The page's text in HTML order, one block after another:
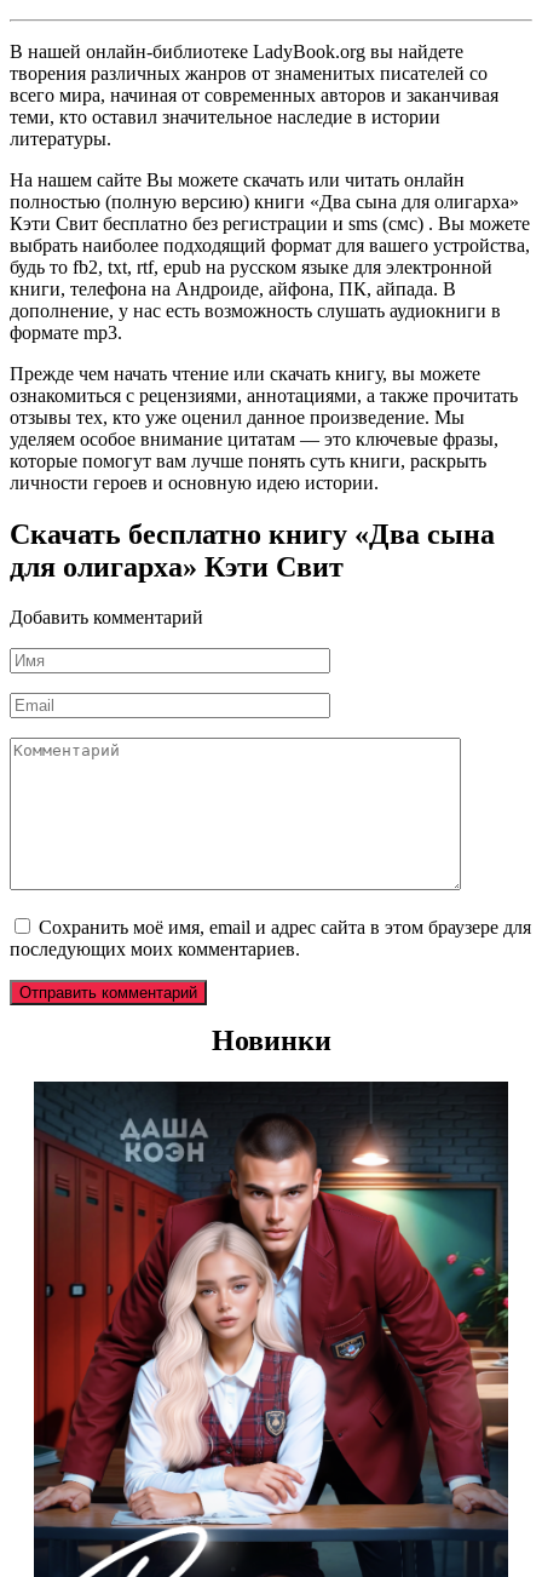
В нашей онлайн-библиотеке LadyBook.org вы найдете
творения различных жанров от знаменитых писателей со
всего мира, начиная от современных авторов и заканчивая
теми, кто оставил значительное наследие в истории
литературы.
На нашем сайте Вы можете скачать или читать онлайн
полностью (полную версию) книги «Два сына для олигарха»
Кэти Свит бесплатно без регистрации и sms (смс) . Вы можете
выбрать наиболее подходящий формат для вашего устройства,
будь то fb2, txt, rtf, epub на русском языке для электронной
книги, телефона на Андроиде, айфона, ПК, айпада. В
дополнение, у нас есть возможность слушать аудиокниги в
формате mp3.
Прежде чем начать чтение или скачать книгу, вы можете
ознакомиться с рецензиями, аннотациями, а также прочитать
отзывы тех, кто уже оценил данное произведение. Мы
уделяем особое внимание цитатам — это ключевые фразы,
которые помогут вам лучше понять суть книги, раскрыть
личности героев и основную идею истории.
Скачать бесплатно книгу «Два сына
для олигарха» Кэти Свит
Добавить комментарий
Имя
*
Email
*
Комментарий
Сохранить моё имя, email и адрес сайта в этом браузере для
последующих моих комментариев.
Новинки